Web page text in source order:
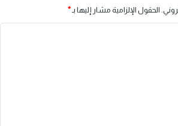
الحقول الإلزامية مشار إليها بـ*